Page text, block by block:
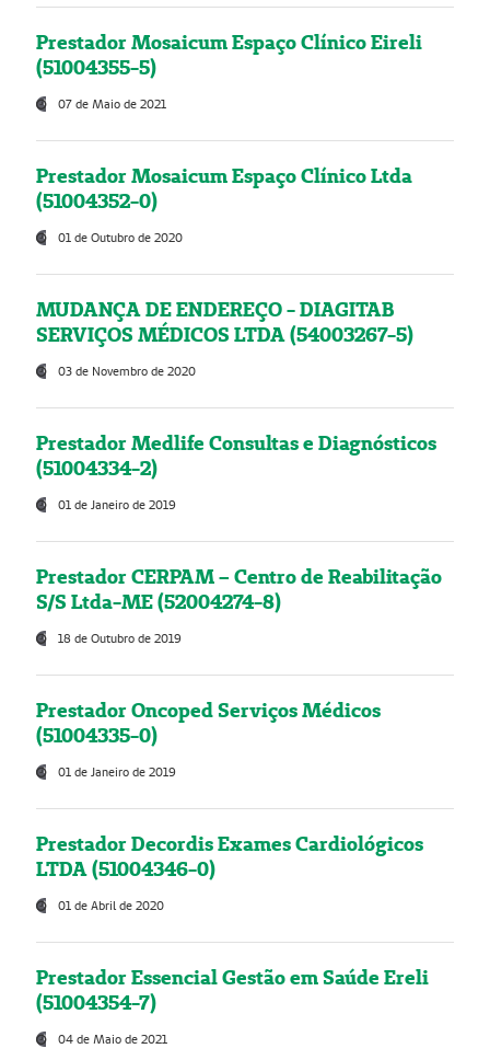
Prestador Mosaicum Espaço Clínico Eireli
(51004355-5)
07 de Maio de 2021
Prestador Mosaicum Espaço Clínico Ltda
(51004352-0)
01 de Outubro de 2020
MUDANÇA DE ENDEREÇO - DIAGITAB
SERVIÇOS MÉDICOS LTDA (54003267-5)
03 de Novembro de 2020
Prestador Medlife Consultas e Diagnósticos
(51004334-2)
01 de Janeiro de 2019
Prestador CERPAM – Centro de Reabilitação
S/S Ltda-ME (52004274-8)
18 de Outubro de 2019
Prestador Oncoped Serviços Médicos
(51004335-0)
01 de Janeiro de 2019
Prestador Decordis Exames Cardiológicos
LTDA (51004346-0)
01 de Abril de 2020
Prestador Essencial Gestão em Saúde Ereli
(51004354-7)
04 de Maio de 2021